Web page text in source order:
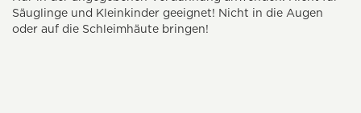
Säuglinge und Kleinkinder geeignet! Nicht in die Augen
oder auf die Schleimhäute bringen!